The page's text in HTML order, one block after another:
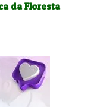
da Floresta